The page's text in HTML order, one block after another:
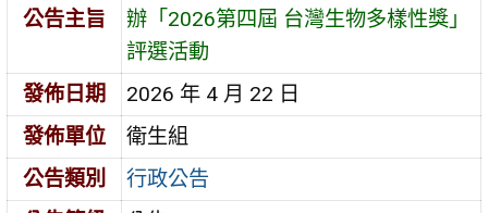
公告主旨
辦「2026第四屆 台灣生物多樣性獎」
評選活動
發佈日期
2026 年 4 月 22 日
發佈單位
衛生組
公告類別
行政公告